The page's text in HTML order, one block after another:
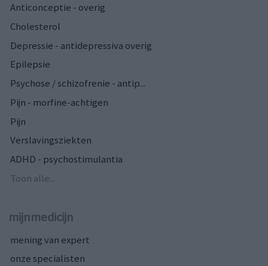
Anticonceptie - overig
Cholesterol
Depressie - antidepressiva overig
Epilepsie
Psychose / schizofrenie - antip...
Pijn - morfine-achtigen
Pijn
Verslavingsziekten
ADHD - psychostimulantia
Toon alle...
mijnmedicijn
mening van expert
onze specialisten